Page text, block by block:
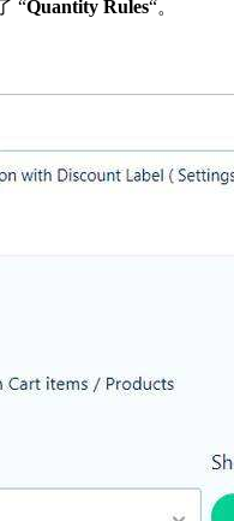
“Quantity Rules“。